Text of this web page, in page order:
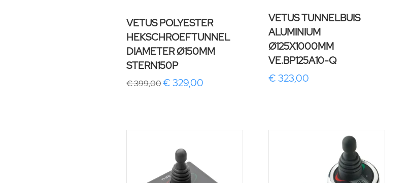
VETUS POLYESTER
HEKSCHROEFTUNNEL
DIAMETER Ø150MM
STERN150P
€ 399,00€ 329,00
VETUS TUNNELBUIS
ALUMINIUM
Ø125X1000MM
VE.BP125A10-Q
€ 323,00